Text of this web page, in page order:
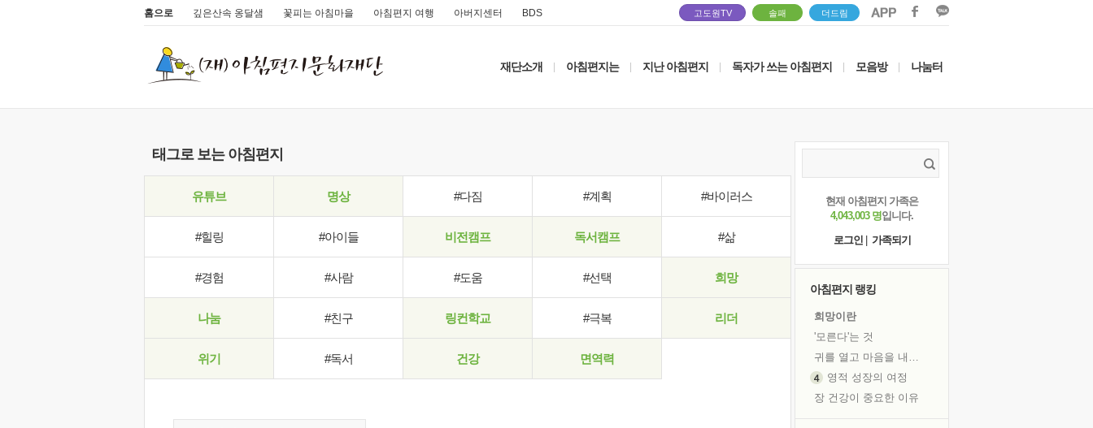
홈으로 깊은산속 옹달샘 꽃피는 아침마을 아침편지 여행 아버지센터 BDS 고도원TV 솔패 더드림
재단소개 아침편지는 지난 아침편지 독자가 쓰는 아침편지 모음방 나눔터
태그로 보는 아침편지
유튜브 명상 #다짐 #계획 #바이러스
#힐링 #아이들 비전캠프 독서캠프 #삶
#경험 #사람 #도움 #선택 희망
나눔 #친구 링컨학교 #극복 리더
위기 #독서 건강 면역력
현재 아침편지 가족은
4,043,003 명입니다.
로그인
가족되기
아침편지 랭킹
희망이란
'모른다'는 것
귀를 열고 마음을 내어주고
영적 성장의 여정
장 건강이 중요한 이유